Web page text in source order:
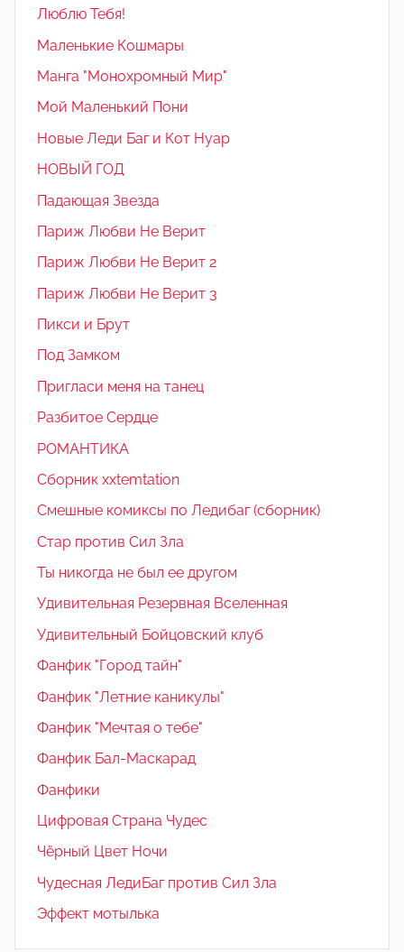
Люблю Тебя!
Маленькие Кошмары
Манга "Монохромный Мир"
Мой Маленький Пони
Новые Леди Баг и Кот Нуар
НОВЫЙ ГОД
Падающая Звезда
Париж Любви Не Верит
Париж Любви Не Верит 2
Париж Любви Не Верит 3
Пикси и Брут
Под Замком
Пригласи меня на танец
Разбитое Сердце
РОМАНТИКА
Сборник xxtemtation
Смешные комиксы по Ледибаг (сборник)
Стар против Сил Зла
Ты никогда не был ее другом
Удивительная Резервная Вселенная
Удивительный Бойцовский клуб
Фанфик "Город тайн"
Фанфик "Летние каникулы"
Фанфик "Мечтая о тебе"
Фанфик Бал-Маскарад
Фанфики
Цифровая Страна Чудес
Чёрный Цвет Ночи
Чудесная ЛедиБаг против Сил Зла
Эффект мотылька